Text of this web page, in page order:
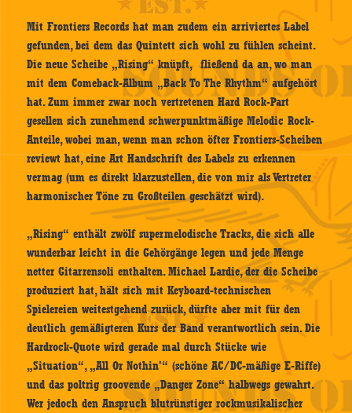
Mit Frontiers Records hat man zudem ein arriviertes Label
gefunden, bei dem das Quintett sich wohl zu fühlen scheint.
Die neue Scheibe „Rising“ knüpft, fließend da an, wo man
mit dem Comeback-Album „Back To The Rhythm“ aufgehört
hat. Zum immer zwar noch vertretenen Hard Rock-Part
gesellen sich zunehmend schwerpunktmäßige Melodic Rock-
Anteile, wobei man, wenn man schon öfter Frontiers-Scheiben
reviewt hat, eine Art Handschrift des Labels zu erkennen
vermag (um es direkt klarzustellen, die von mir als Vertreter
harmonischer Töne zu Großteilen geschätzt wird).
„Rising“ enthält zwölf supermelodische Tracks, die sich alle
wunderbar leicht in die Gehörgänge legen und jede Menge
netter Gitarrensoli enthalten. Michael Lardie, der die Scheibe
produziert hat, hält sich mit Keyboard-technischen
Spielereien weitestgehend zurück, dürfte aber mit für den
deutlich gemäßigteren Kurs der Band verantwortlich sein. Die
Hardrock-Quote wird gerade mal durch Stücke wie
„Situation“, „All Or Nothin'“ (schöne AC/DC-mäßige E-Riffe)
und das poltrig groovende „Danger Zone“ halbwegs gewahrt.
Wer jedoch den Anspruch blutrünstiger rockmusikalischer